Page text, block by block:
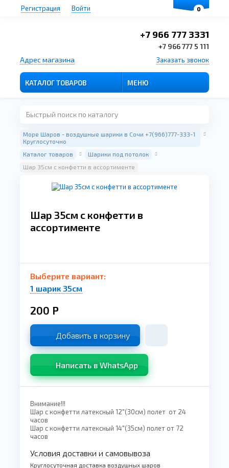
+7 966 777 3331
+7 966 777 5 111
Заказать звонок
Адрес магазина
Регистрация Войти
КАТАЛОГ ТОВАРОВ МЕНЮ
Море Шаров - воздушные шарики в Сочи +7(966)777-333-1
Круглосуточно
Каталог товаров
Шарики под потолок
Шар 35см с конфетти в ассортименте
Шар 35см с конфетти в
ассортименте
Выберите вариант:
1 шарик 35см
200 Р
Добавить в корзину
Написать в WhatsApp
Внимание!!!
Шар с конфетти латексный 12"(30см) полет от 24
часов
Шар с конфетти латексный 14"(35см) полет от 72
часов
Условия доставки и самовывоза
Круглосуточная доставка воздушных шаров
0